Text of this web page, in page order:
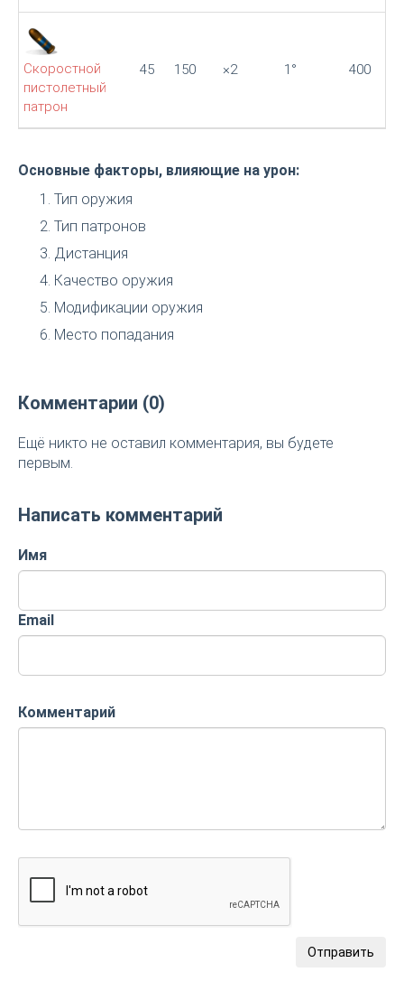
Скоростной
пистолетный
патрон
45 150 ×2 1° 400
Основные факторы, влияющие на урон:
Тип оружия
Тип патронов
Дистанция
Качество оружия
Модификации оружия
Место попадания
Комментарии (0)
Ещё никто не оставил комментария, вы будете
первым.
Написать комментарий
Имя
Email
Комментарий
Отправить